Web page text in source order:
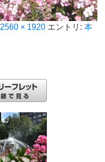
2560 × 1920 エントリ: 本